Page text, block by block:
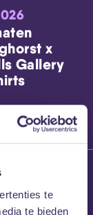
te
te bieden
x
Gallery